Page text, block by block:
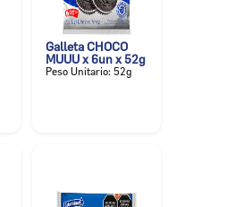
Galleta CHOCO
MUUU x 6un x 52g
Peso Unitario: 52g